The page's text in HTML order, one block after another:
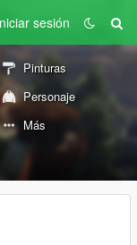
sesión
Pinturas
Personaje
Más